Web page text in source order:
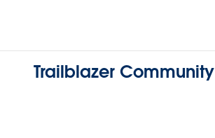
Trailblazer Community